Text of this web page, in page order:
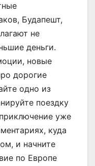
Будапешт,
не
деньги.
новые
дорогие
одно из
поездку
уже
куда
и начните
по Европе